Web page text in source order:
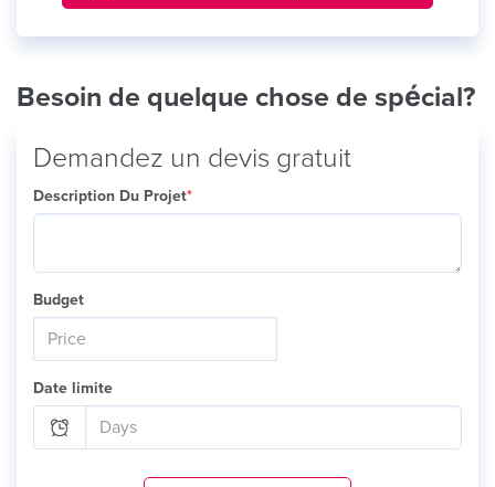
Besoin de quelque chose de spécial?
Demandez un devis gratuit
Description Du Projet*
Budget
Date limite